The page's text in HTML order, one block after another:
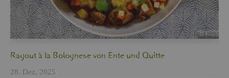
Ra­gout à la Bo­lo­gne­se von Ente und Quit­te
28. Dez, 2025